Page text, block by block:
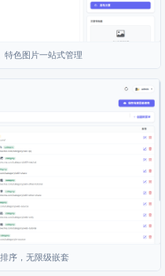
色图片一站式管理
序，无限级嵌套